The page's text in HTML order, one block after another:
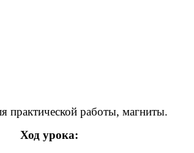
практической работы, магниты.
Ход урока: